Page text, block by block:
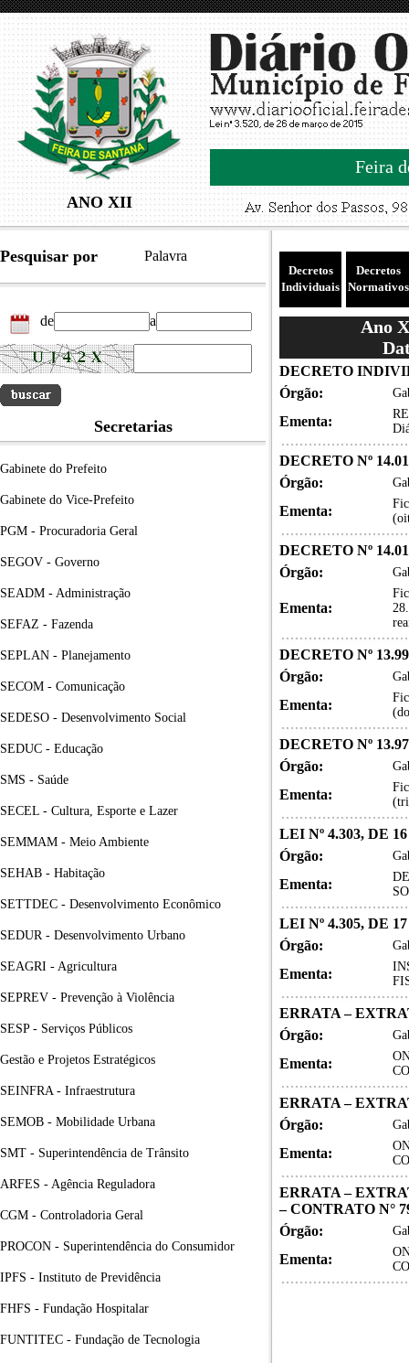
ANO XII
Feira
Pesquisar por Palavra
de a
Secretarias
Gabinete do Prefeito
Gabinete do Vice-Prefeito
PGM - Procuradoria Geral
SEGOV - Governo
SEADM - Administração
SEFAZ - Fazenda
SEPLAN - Planejamento
SECOM - Comunicação
SEDESO - Desenvolvimento Social
SEDUC - Educação
SMS - Saúde
SECEL - Cultura, Esporte e Lazer
SEMMAM - Meio Ambiente
SEHAB - Habitação
SETTDEC - Desenvolvimento Econômico
SEDUR - Desenvolvimento Urbano
SEAGRI - Agricultura
SEPREV - Prevenção à Violência
SESP - Serviços Públicos
Gestão e Projetos Estratégicos
SEINFRA - Infraestrutura
SEMOB - Mobilidade Urbana
SMT - Superintendência de Trânsito
ARFES - Agência Reguladora
CGM - Controladoria Geral
PROCON - Superintendência do Consumidor
IPFS - Instituto de Previdência
FHFS - Fundação Hospitalar
FUNTITEC - Fundação de Tecnologia
Decretos
Individuais
Decretos
Normativos
Ano
DECRETO
Órgão:
Ementa:
DECRETO Nº
Órgão:
Ementa:
DECRETO Nº
Órgão:
Ementa:
DECRETO Nº
Órgão:
Ementa:
DECRETO Nº
Órgão:
Ementa:
LEI Nº 4.303, DE
Órgão:
Ementa:
LEI Nº 4.305, DE
Órgão:
Ementa:
ERRATA –
Órgão:
Ementa:
ERRATA –
Órgão:
Ementa:
ERRATA –
– CONTRATO N°
Órgão:
Ementa: